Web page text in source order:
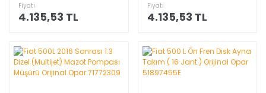
Fiyatı
4.135,53 TL
Fiyatı
4.135,53 TL